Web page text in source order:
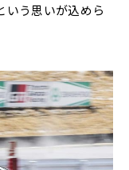
いう思いが込めら